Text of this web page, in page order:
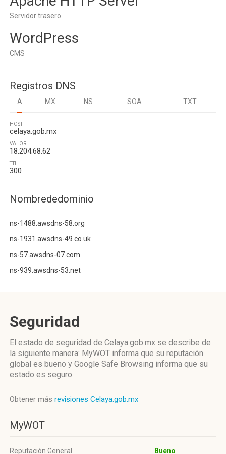
Servidor trasero
WordPress
CMS
Registros DNS
A MX NS SOA TXT
HOST
celaya.gob.mx
VALOR
18.204.68.62
TTL
300
Nombrededominio
ns-1488.awsdns-58.org
ns-1931.awsdns-49.co.uk
ns-57.awsdns-07.com
ns-939.awsdns-53.net
Seguridad
El estado de seguridad de Celaya.gob.mx se describe de
la siguiente manera: MyWOT informa que su reputación
global es bueno y Google Safe Browsing informa que su
estado es seguro.
Obtener más revisiones Celaya.gob.mx
MyWOT
Reputación General Bueno